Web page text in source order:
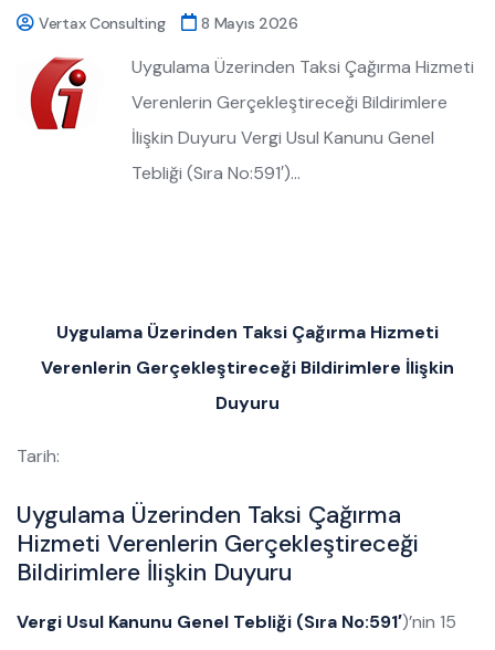
Vertax Consulting 8 Mayıs 2026
Uygulama Üzerinden Taksi Çağırma Hizmeti
Verenlerin Gerçekleştireceği Bildirimlere
İlişkin Duyuru Vergi Usul Kanunu Genel
Tebliği (Sıra No:591′)…
Uygulama Üzerinden Taksi Çağırma Hizmeti
Verenlerin Gerçekleştireceği Bildirimlere İlişkin
Duyuru
Tarih:
Uygulama Üzerinden Taksi Çağırma
Hizmeti Verenlerin Gerçekleştireceği
Bildirimlere İlişkin Duyuru
Vergi Usul Kanunu Genel Tebliği (Sıra No:591′)’nin 15